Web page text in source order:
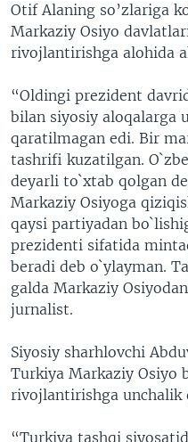
XABARLAR SURATLARDA
TELEGRAM
TWITTER
Otif Alaning so’zlariga
Markaziy Osiyo
rivojlantirishga alohida
“Oldingi prezident
bilan siyosiy aloqalarga
qaratilmagan edi. Bir
tashrifi kuzatilgan.
deyarli to`xtab qolgan
Markaziy Osiyoga
qaysi partiyadan
prezidenti sifatida
beradi deb o`ylayman.
galda Markaziy
jurnalist.
Siyosiy sharhlovchi
Turkiya Markaziy Osiyo
rivojlantirishga unchalik
“Turkiya tashqi